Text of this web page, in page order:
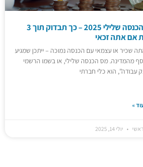
מס הכנסה שלילי 2025 – כך תבדוק תוך 3
אם אתה זכאי
שכיר או עצמאי עם הכנסה נמוכה – ייתכן שמגיע
מהמדינה. מס הכנסה שלילי, או בשמו הרשמי
עבודה", הוא כלי חברתי
»
יולי 14, 2025